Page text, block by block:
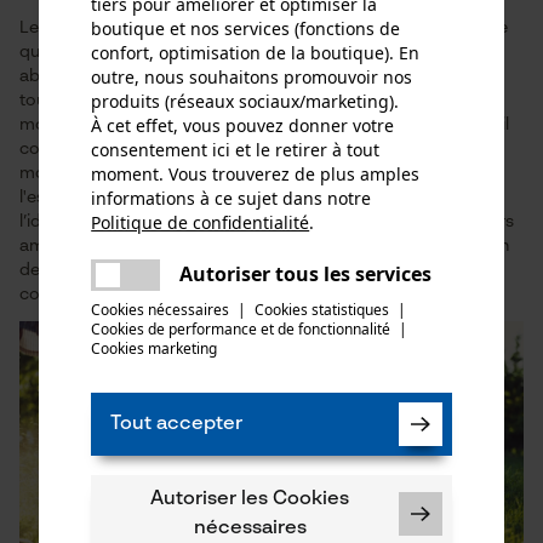
Les jardiniers amateurs qui ont une pelouse dans leur jardin, ce
qui est probablement le cas pour la majorité d’entre eux, ont
absolument besoin d'une tondeuse à gazon. Il en existe, pour
tous ceux qui n'ont qu'une mini-pelouse, des modèles non
motorisés. Les tondeuses à gazon électriques ou celles sans fil
conviennent aux pelouses de superficie petite à moyenne. Le
modèle classique parmi les tondeuses à gazon fonctionne à
l'essence, il est très puissant (mais aussi très bruyant) ; il est
l’idéal pour les pelouses de superficie importante. Les jardiniers
amateurs ayant à entretenir une pelouse de la taille d'un terrain
de football, pourront acheter une tondeuse autoportée
confortable.
boutique et nos services (fonctions de
confort, optimisation de la boutique). En
outre, nous souhaitons promouvoir nos
produits (réseaux sociaux/marketing).
À cet effet, vous pouvez donner votre
consentement ici et le retirer à tout
moment. Vous trouverez de plus amples
informations à ce sujet dans notre
Politique de confidentialité.
Autoriser tous les services
Cookies nécessaires | Cookies statistiques |
Cookies de performance et de fonctionnalité |
Cookies marketing
Tout accepter
Autoriser les Cookies
nécessaires
Une erreur s'est produite. Veuillez
essayer encore.
partager
partager
mail